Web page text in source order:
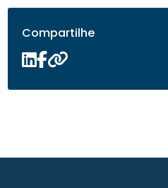
Compartilhe